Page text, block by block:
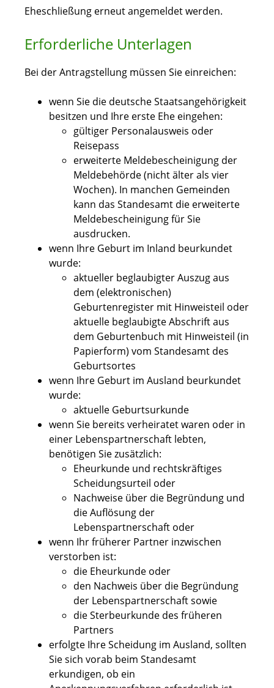
Eheschließung erneut angemeldet werden.
Erforderliche Unterlagen
Bei der Antragstellung müssen Sie einreichen:
wenn Sie die deutsche Staatsangehörigkeit
besitzen und Ihre erste Ehe eingehen:
gültiger Personalausweis oder
Reisepass
erweiterte Meldebescheinigung der
Meldebehörde (nicht älter als vier
Wochen). In manchen Gemeinden
kann das Standesamt die erweiterte
Meldebescheinigung für Sie
ausdrucken.
wenn Ihre Geburt im Inland beurkundet
wurde:
aktueller beglaubigter Auszug aus
dem (elektronischen)
Geburtenregister mit Hinweisteil oder
aktuelle beglaubigte Abschrift aus
dem Geburtenbuch mit Hinweisteil (in
Papierform) vom Standesamt des
Geburtsortes
wenn Ihre Geburt im Ausland beurkundet
wurde:
​​​​​aktuelle Geburtsurkunde
wenn Sie bereits verheiratet waren oder in
einer Lebenspartnerschaft lebten,
benötigen Sie zusätzlich:
Eheurkunde und rechtskräftiges
Scheidungsurteil oder
Nachweise über die Begründung und
die Auflösung der
Lebenspartnerschaft oder
wenn Ihr früherer Partner inzwischen
verstorben ist:
die Eheurkunde oder
den Nachweis über die Begründung
der Lebenspartnerschaft sowie
die Sterbeurkunde des früheren
Partners
erfolgte Ihre Scheidung im Ausland, sollten
Sie sich vorab beim Standesamt
erkundigen, ob ein